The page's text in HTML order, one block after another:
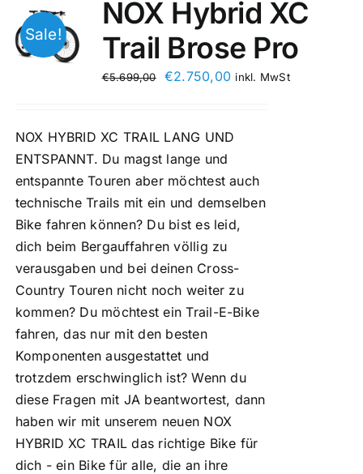
Sale!
NOX Hybrid XC
Trail Brose Pro
€5.699,00 €2.750,00 inkl. MwSt
NOX HYBRID XC TRAIL LANG UND
ENTSPANNT. Du magst lange und
entspannte Touren aber möchtest auch
technische Trails mit ein und demselben
Bike fahren können? Du bist es leid,
dich beim Bergauffahren völlig zu
verausgaben und bei deinen Cross-
Country Touren nicht noch weiter zu
kommen? Du möchtest ein Trail-E-Bike
fahren, das nur mit den besten
Komponenten ausgestattet und
trotzdem erschwinglich ist? Wenn du
diese Fragen mit JA beantwortest, dann
haben wir mit unserem neuen NOX
HYBRID XC TRAIL das richtige Bike für
dich - ein Bike für alle, die an ihre